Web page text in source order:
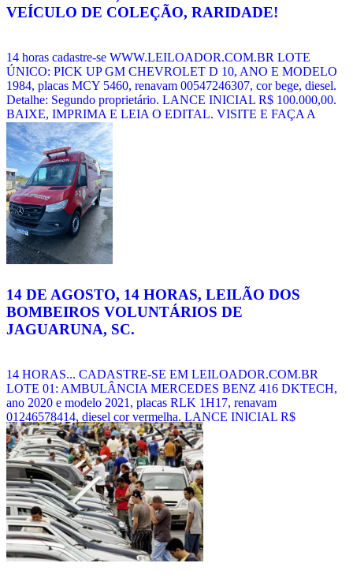
VEÍCULO DE COLEÇÃO, RARIDADE!
14 horas cadastre-se WWW.LEILOADOR.COM.BR LOTE
ÚNICO: PICK UP GM CHEVROLET D 10, ANO E MODELO
1984, placas MCY 5460, renavam 00547246307, cor bege, diesel.
Detalhe: Segundo proprietário. LANCE INICIAL R$ 100.000,00.
BAIXE, IMPRIMA E LEIA O EDITAL. VISITE E FAÇA A
VISTORIA DOS LOTES PESSOALMENTE. Visitação: Leia o
edital e agende sua visita. Observação: Oportunizada a realização de
vistoria, o licitante não poderá alegar desconhecimento do estado e
das condições em que se encontram os bens o [...]
notícias
14 DE AGOSTO, 14 HORAS, LEILÃO DOS
BOMBEIROS VOLUNTÁRIOS DE
JAGUARUNA, SC.
14 HORAS... CADASTRE-SE EM LEILOADOR.COM.BR
LOTE 01: AMBULÂNCIA MERCEDES BENZ 416 DKTECH,
ano 2020 e modelo 2021, placas RLK 1H17, renavam
01246578414, diesel cor vermelha. LANCE INICIAL R$
100.000,00. LOTE 02: COMPRESSOR DE AR RESPIRÁVEL
COLTRI MCH-6 ELÉTRICO 220V. LANCE INICIAL R$
15.000,00. BAIXE, IMPRIMA E LEIA O EDITAL. VISITE E
FAÇA A VISTORIA DOS LOTES PESSOALMENTE. Visitação
do Bem: Diretamente com o depositário. Leia local de vistoria no
Edital. Observação: Oportunizada a realização de [...]
notícias